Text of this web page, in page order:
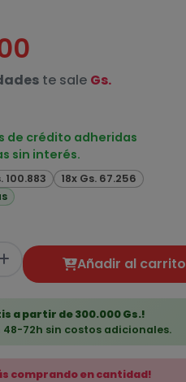
te sale Gs.
de crédito adheridas
sin interés.
100.883
18x Gs. 67.256
Añadir al carrito
a partir de 300.000 Gs.!
48-72h sin costos adicionales.
comprando en cantidad!